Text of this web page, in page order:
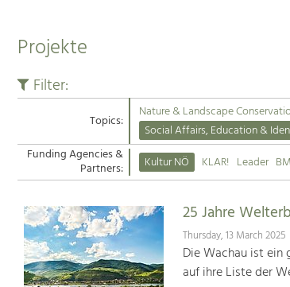
Projekte
Filter:
Topics: Nature & Landscape
Social Affairs, Education &
Funding Agencies &
Partners: Kultur NÖ KLAR! Leader
25 Jahre
Thursday, 13 March 2025
Die Wachau ist ein
auf ihre Liste der